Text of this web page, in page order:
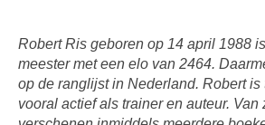
Robert Ris geboren op 14 april 1988
meester met een elo van 2464.
op de ranglijst in Nederland. Robert
vooral actief als trainer en auteur. Van